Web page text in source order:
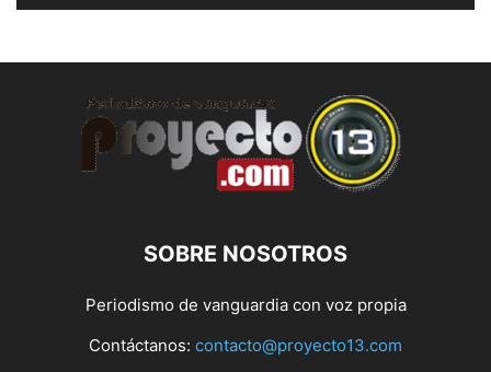
SOBRE NOSOTROS
Periodismo de vanguardia con voz propia
Contáctanos: contacto@proyecto13.com